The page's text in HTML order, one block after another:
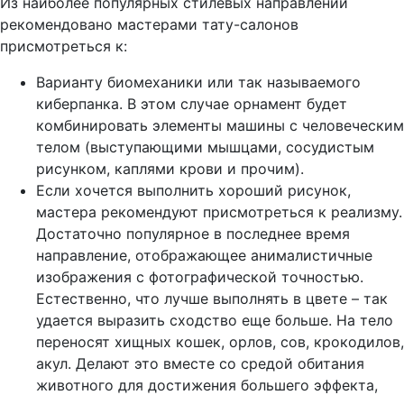
рекомендовано мастерами тату-салонов
присмотреться к:
Варианту биомеханики или так называемого
киберпанка. В этом случае орнамент будет
комбинировать элементы машины с человеческим
телом (выступающими мышцами, сосудистым
рисунком, каплями крови и прочим).
Если хочется выполнить хороший рисунок,
мастера рекомендуют присмотреться к реализму.
Достаточно популярное в последнее время
направление, отображающее анималистичные
изображения с фотографической точностью.
Естественно, что лучше выполнять в цвете – так
удается выразить сходство еще больше. На тело
переносят хищных кошек, орлов, сов, крокодилов,
акул. Делают это вместе со средой обитания
животного для достижения большего эффекта,